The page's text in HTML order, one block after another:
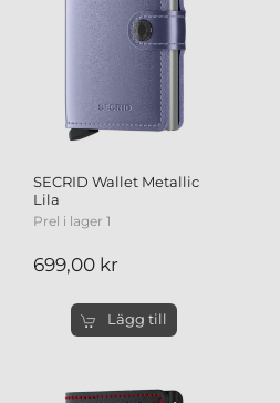
SECRID Wallet Metallic
Lila
Prel i lager 1
699,00 kr
Lägg till